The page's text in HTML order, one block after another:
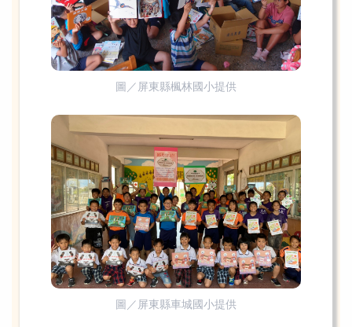
圖／屏東縣楓林國小提供
圖／屏東縣車城國小提供